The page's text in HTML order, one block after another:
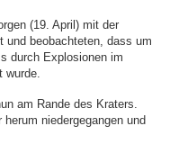
(19. April) mit der
und beobachteten, dass um
durch Explosionen im
wurde.
am Rande des Kraters.
niedergegangen und